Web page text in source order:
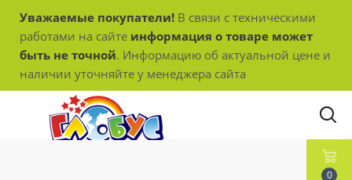
Уважаемые покупатели! В связи с техническими
работами на сайте информация о товаре может
быть не точной. Информацию об актуальной цене и
наличии уточняйте у менеджера сайта
0